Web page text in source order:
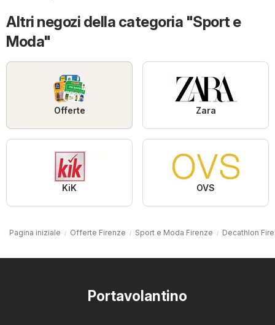
Altri negozi della categoria "Sport e
Moda"
Offerte Zara
KiK OVS
Pagina iniziale Offerte Firenze Sport e Moda Firenze Decathlon
Portavolantino